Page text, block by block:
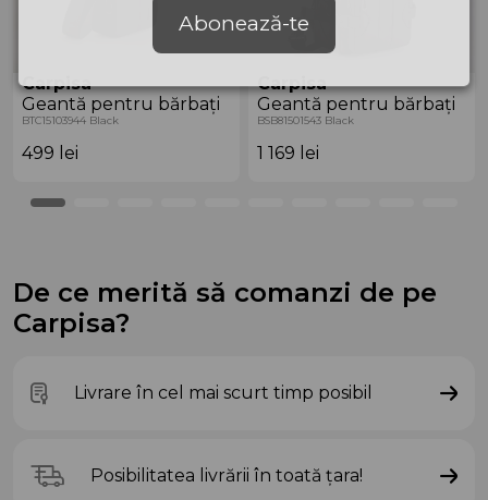
Carpisa
Geantă pentru bărbați
BTC15103944 Black
499 lei
Carpisa
Geantă pentru bărbați
BSB81501543 Black
1 169 lei
De ce merită să comanzi de pe
Carpisa?
Livrare în cel mai scurt timp posibil
Posibilitatea livrării în toată țara!
Abonează-te